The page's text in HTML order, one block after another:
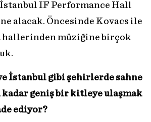
İstanbul IF Performance Hall
alacak. Öncesinde Kovacs ile
hallerinden müziğine birçok
İstanbul gibi şehirlerde sahne
kadar geniş bir kitleye ulaşmak
ediyor?